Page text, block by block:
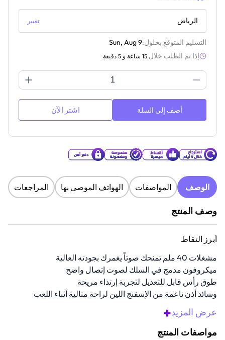
الرياض تغيير
التسليم المتوقع بحلول:Sun, Aug 9
إذا تم الطلب خلال 15 ساعة و 5 دقيقة
أضف إلى السلة اشتر الآن
الوصف المواصفات الهواتف الموصى بها المراجعات
وصف المنتج
أبرز النقاط
مشغلات 40 ملم تمنحك صوتاً يغمرك بجودته العالية
ميكروفون مدمج في السلك لصوت إتصال واضح
طوق رأس قابل للتعديل لتجربة إرتداء مريحة
وسائد أذن ناعمة من الإسفنج اللين لراحة مثالية أثناء اللعب
عزز من أدائك في جلسات اللعب الخاصة بك مع سماعة الألعاب السلكية
عرض المزيد+
مواصفات المنتج